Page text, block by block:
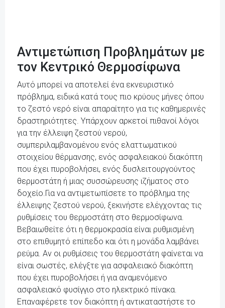
Αντιμετώπιση Προβλημάτων με
τον Κεντρικό Θερμοσίφωνα
Αυτό μπορεί να αποτελεί ένα εκνευριστικό
πρόβλημα, ειδικά κατά τους πιο κρύους μήνες όπου
το ζεστό νερό είναι απαραίτητο για τις καθημερινές
δραστηριότητες. Υπάρχουν αρκετοί πιθανοί λόγοι
για την έλλειψη ζεστού νερού,
συμπεριλαμβανομένου ενός ελαττωματικού
στοιχείου θέρμανσης, ενός ασφαλειακού διακόπτη
που έχει πυροβολήσει, ενός δυσλειτουργούντος
θερμοστάτη ή μιας συσσώρευσης ιζήματος στο
δοχείο.Για να αντιμετωπίσετε το πρόβλημα της
έλλειψης ζεστού νερού, ξεκινήστε ελέγχοντας τις
ρυθμίσεις του θερμοστάτη στο θερμοσίφωνα.
Βεβαιωθείτε ότι η θερμοκρασία είναι ρυθμισμένη
στο επιθυμητό επίπεδο και ότι η μονάδα λαμβάνει
ρεύμα. Αν οι ρυθμίσεις του θερμοστάτη φαίνεται να
είναι σωστές, ελέγξτε για ασφαλειακό διακόπτη
που έχει πυροβολήσει ή για αναμενόμενο
ασφαλειακό φυσίγγιο στο ηλεκτρικό πίνακα.
Επαναφέρετε τον διακόπτη ή αντικαταστήστε το